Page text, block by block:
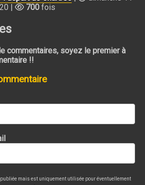
|
700 fois
commentaires, soyez le premier à
!!
mais est uniquement utilisée pour éventuellement